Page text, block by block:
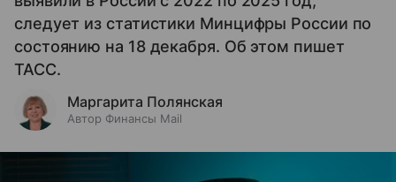
следует из статистики Минцифры России по
состоянию на 18 декабря. Об этом пишет
ТАСС.
Маргарита Полянская
Автор Финансы Mail